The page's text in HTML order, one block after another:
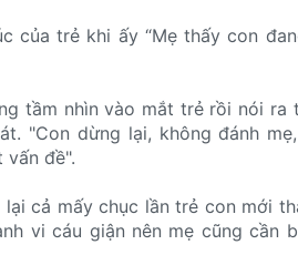
của trẻ khi ấy “Mẹ thấy con
tầm nhìn vào mắt trẻ rồi nói ra
"Con dừng lại, không đánh
vấn đề".
cả mấy chục lần trẻ con mới
vi cáu giận nên mẹ cũng cần